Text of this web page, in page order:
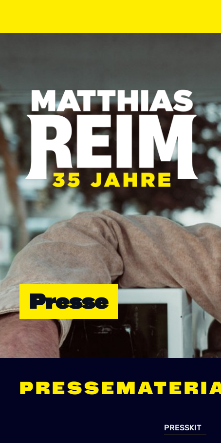
Presse
PRESSKIT